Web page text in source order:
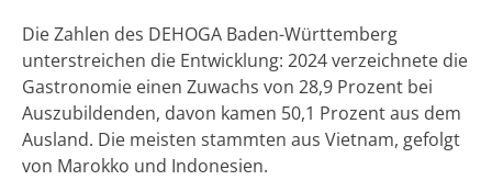
Die Zahlen des DEHOGA Baden-Württemberg
unterstreichen die Entwicklung: 2024 verzeichnete die
Gastronomie einen Zuwachs von 28,9 Prozent bei
Auszubildenden, davon kamen 50,1 Prozent aus dem
Ausland. Die meisten stammten aus Vietnam, gefolgt
von Marokko und Indonesien.